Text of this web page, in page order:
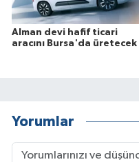
Alman devi hafif ticari
aracını Bursa'da üretecek
Yorumlar